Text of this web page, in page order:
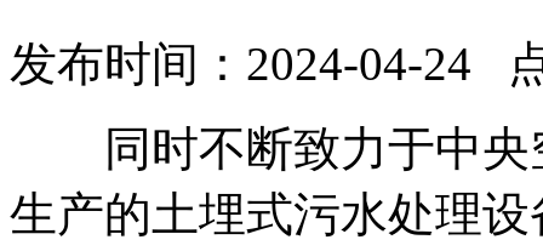
发布时间：2024-04-24
同时不断致力于中央
生产的土埋式污水处理